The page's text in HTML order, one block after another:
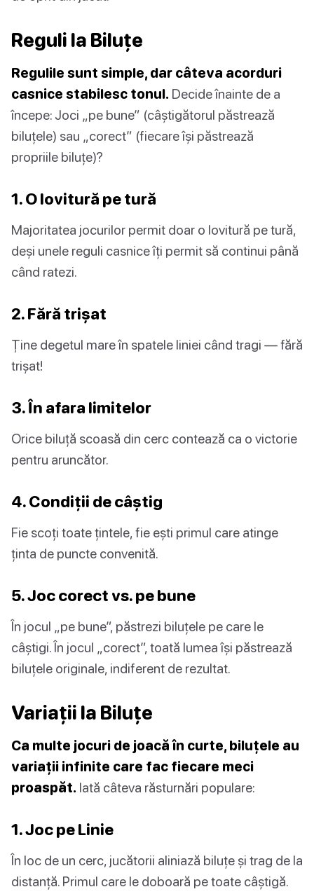
Reguli la Biluțe
Regulile sunt simple, dar câteva acorduri
casnice stabilesc tonul. Decide înainte de a
începe: Joci „pe bune” (câștigătorul păstrează
biluțele) sau „corect” (fiecare își păstrează
propriile biluțe)?
1. O lovitură pe tură
Majoritatea jocurilor permit doar o lovitură pe tură,
deși unele reguli casnice îți permit să continui până
când ratezi.
2. Fără trișat
Ține degetul mare în spatele liniei când tragi — fără
trișat!
3. În afara limitelor
Orice biluță scoasă din cerc contează ca o victorie
pentru aruncător.
4. Condiții de câștig
Fie scoți toate țintele, fie ești primul care atinge
ținta de puncte convenită.
5. Joc corect vs. pe bune
În jocul „pe bune”, păstrezi biluțele pe care le
câștigi. În jocul „corect”, toată lumea își păstrează
biluțele originale, indiferent de rezultat.
Variații la Biluțe
Ca multe jocuri de joacă în curte, biluțele au
variații infinite care fac fiecare meci
proaspăt. Iată câteva răsturnări populare:
1. Joc pe Linie
În loc de un cerc, jucătorii aliniază biluțe și trag de la
distanță. Primul care le doboară pe toate câștigă.